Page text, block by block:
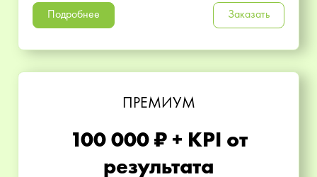
Подробнее Заказать
ПРЕМИУМ
100 000 ₽ + KPI от
результата